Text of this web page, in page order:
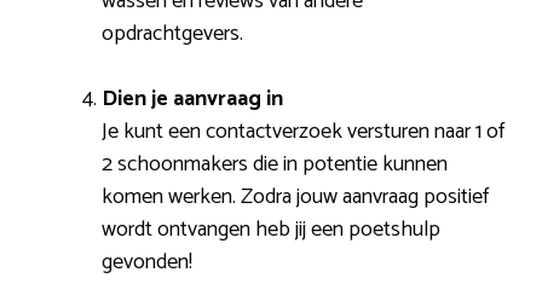
opdrachtgevers.
Dien je aanvraag in
Je kunt een contactverzoek versturen naar 1 of
2 schoonmakers die in potentie kunnen
komen werken. Zodra jouw aanvraag positief
wordt ontvangen heb jij een poetshulp
gevonden!